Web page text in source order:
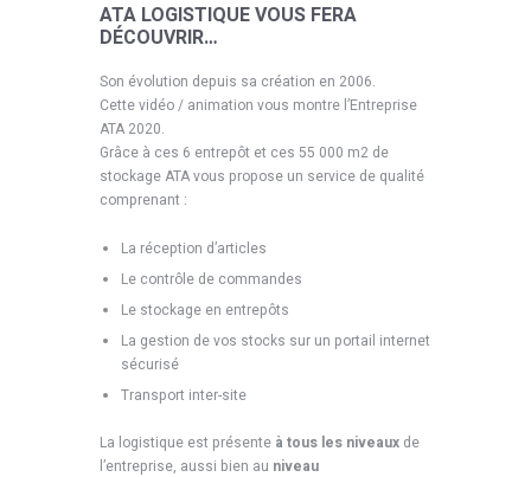
ATA LOGISTIQUE VOUS FERA
DÉCOUVRIR…
Son évolution depuis sa création en 2006.
Cette vidéo / animation vous montre l’Entreprise
ATA 2020.
Grâce à ces 6 entrepôt et ces 55 000 m2 de
stockage ATA vous propose un service de qualité
comprenant :
La réception d’articles
Le contrôle de commandes
Le stockage en entrepôts
La gestion de vos stocks sur un portail internet
sécurisé
Transport inter-site
La logistique est présente à tous les niveaux de
l’entreprise, aussi bien au niveau